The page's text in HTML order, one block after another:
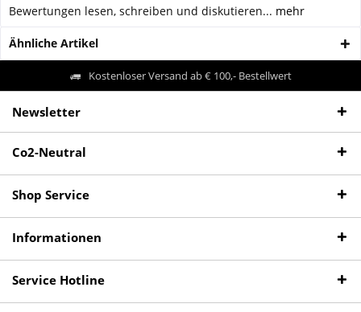
Bewertungen lesen, schreiben und diskutieren... mehr
Ähnliche Artikel
Kostenloser Versand ab € 100,- Bestellwert
Newsletter
Co2-Neutral
Shop Service
Informationen
Service Hotline